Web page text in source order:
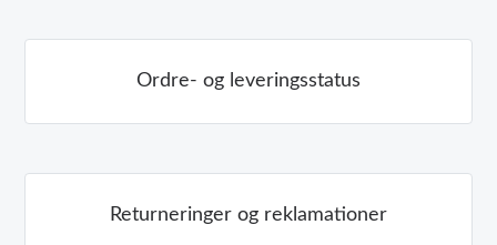
Ordre- og leveringsstatus
Returneringer og reklamationer